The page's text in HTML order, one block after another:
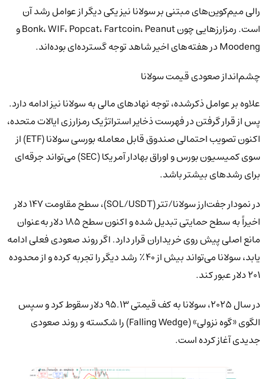
رالی میم‌کوین‌های مبتنی بر سولانا نیز یکی دیگر از عوامل رشد آن
است. رمزارزهایی چون Bonk، WIF، Popcat، Fartcoin، Peanut و
Moodeng در هفته‌های اخیر شاهد توجه گسترده‌ای بوده‌اند.
چشم‌انداز صعودی قیمت سولانا
علاوه بر عوامل ذکرشده، توجه نهادهای مالی به سولانا نیز ادامه دارد.
پس از قرار گرفتن در فهرست ذخایر استراتژیک رمزارزی ایالات متحده،
اکنون تصویب احتمالی صندوق قابل معامله بورسی سولانا (ETF) از
سوی کمیسیون بورس و اوراق بهادار آمریکا (SEC) می‌تواند جرقه‌ای
برای رشدهای بیشتر باشد.
در نمودار جفت‌ارز سولانا/تتر (SOL/USDT)، سطح مقاومت ۱۴۷ دلار
اخیراً به سطح حمایتی تبدیل شده و اکنون سطح ۱۸۵ دلار به‌عنوان
مانع اصلی پیش روی خریداران قرار دارد. اگر روند صعودی فعلی ادامه
یابد، سولانا می‌تواند بیش از ۴۰٪ رشد دیگر را تجربه کرده و از محدوده
۲۰۱ دلار عبور کند.
در سال ۲۰۲۵، سولانا به کف قیمتی ۹۵.۱۳ دلار سقوط کرد و سپس
الگوی «گوه نزولی» (Falling Wedge) را شکسته و روند صعودی
جدیدی آغاز کرده است.